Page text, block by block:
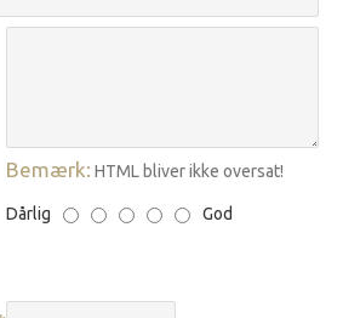
Bemærk: HTML bliver ikke oversat!
Dårlig God